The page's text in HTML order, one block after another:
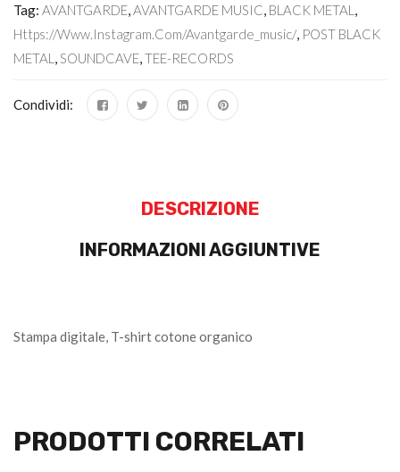
Tag: AVANTGARDE,AVANTGARDE MUSIC, BLACK METAL ,
Https://www.instagram.com/avantgarde_music/, POST BLACK
METAL ,SOUNDCAVE,TEE-RECORDS
Condividi:
DESCRIZIONE
INFORMAZIONI AGGIUNTIVE
Stampa digitale, T-shirt cotone organico
PRODOTTI CORRELATI